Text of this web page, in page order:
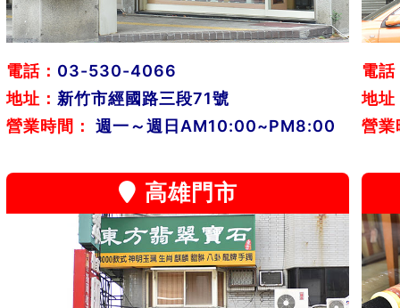
電話： 03-530-4066
地址： 新竹市經國路三段71號
營業時間：
週一～週日AM10:00~PM8:00
電話
地址
營業
高雄門市